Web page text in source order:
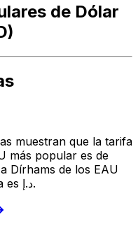
de Dólar
muestran que la tarifa
más popular es de
Dírhams de los EAU
es AED. El símbolo de esta divisa es د.إ.